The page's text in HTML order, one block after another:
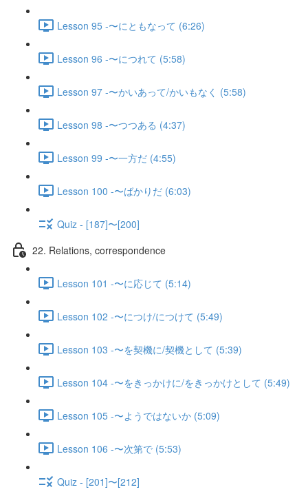
Lesson 95 -〜にともなって (6:26)
Lesson 96 -〜につれて (5:58)
Lesson 97 -〜かいあって/かいもなく (5:58)
Lesson 98 -〜つつある (4:37)
Lesson 99 -〜一方だ (4:55)
Lesson 100 -〜ばかりだ (6:03)
Quiz - [187]〜[200]
22. Relations, correspondence
Lesson 101 -〜に応じて (5:14)
Lesson 102 -〜につけ/につけて (5:49)
Lesson 103 -〜を契機に/契機として (5:39)
Lesson 104 -〜をきっかけに/をきっかけとして (5:49)
Lesson 105 -〜ようではないか (5:09)
Lesson 106 -〜次第で (5:53)
Quiz - [201]〜[212]